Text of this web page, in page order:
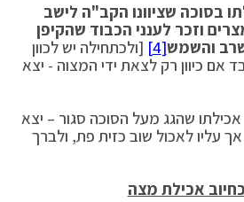
בסוכה שציוונו הקב"ה לישב
וזכר לענני הכבוד שהקיפן
והשמש[4]
[ולכתחילה יש לכוון
אם כיוון רק לצאת ידי המצוה - יצא
שהגג מעל הסוכה סגור – יצא
עליו לאכול שוב כזית פת, ולברך
אכילת מצה